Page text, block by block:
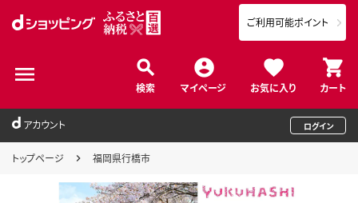
検索 マイページ お気に入り カート
ご利用可能ポイント
アカウント ログイン
トップページ 福岡県行橋市